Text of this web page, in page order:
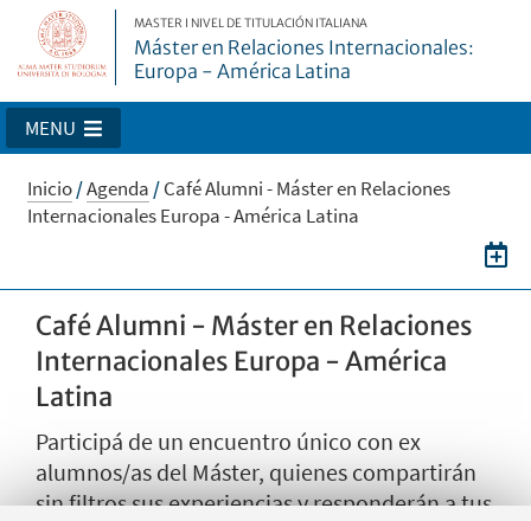
MASTER I NIVEL DE TITULACIÓN ITALIANA
Máster en Relaciones Internacionales:
Europa - América Latina
MENU
Inicio/Agenda /Café Alumni - Máster en Relaciones
Internacionales Europa - América Latina
Café Alumni - Máster en Relaciones
Internacionales Europa - América
Latina
Participá de un encuentro único con ex
alumnos/as del Máster, quienes compartirán
sin filtros sus experiencias y responderán a tus